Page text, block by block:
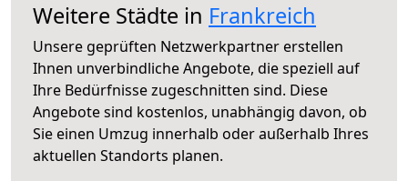
Weitere Städte in Frankreich
Unsere geprüften Netzwerkpartner erstellen
Ihnen unverbindliche Angebote, die speziell auf
Ihre Bedürfnisse zugeschnitten sind. Diese
Angebote sind kostenlos, unabhängig davon, ob
Sie einen Umzug innerhalb oder außerhalb Ihres
aktuellen Standorts planen.